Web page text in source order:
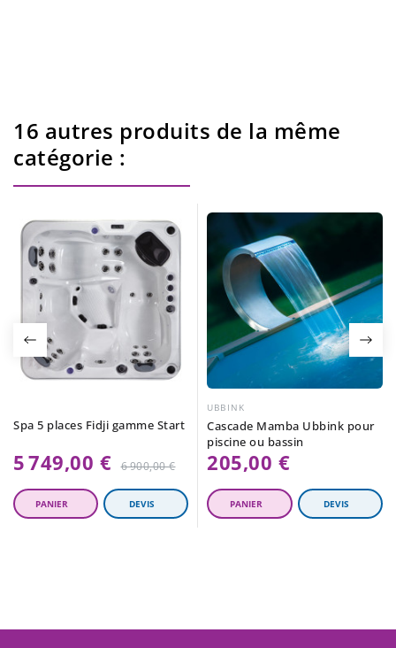
16 autres produits de la même
catégorie :
Spa 5 places Fidji gamme Start
5 749,00 € Prix
​​
régulier
6 900,00 €
UBBINK
Cascade Mamba Ubbink pour
piscine ou bassin
205,00 €